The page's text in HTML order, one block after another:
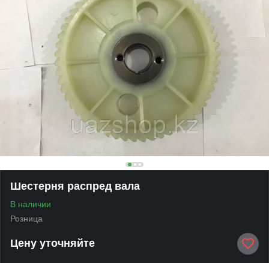
Шестерня распред вала
В наличии
Розница
Цену уточняйте